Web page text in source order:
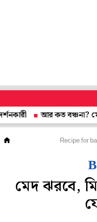
আর কত বঞ্চনা?
Recipe for
মেদ ঝরবে,